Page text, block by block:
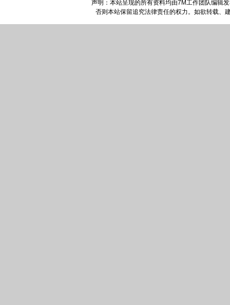
声明：本站呈现的所有资料均由7M工作团队编辑
否则本站保留追究法律责任的权力。如欲转载、